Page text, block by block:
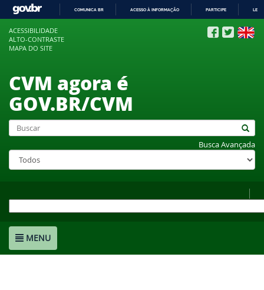
COMUNICA BR ACESSO À INFORMAÇÃO PARTICIPE
ACESSIBILIDADE
ALTO-CONTRASTE
MAPA DO SITE
CVM agora é
GOV.BR/CVM
Busca Avançada
MENU